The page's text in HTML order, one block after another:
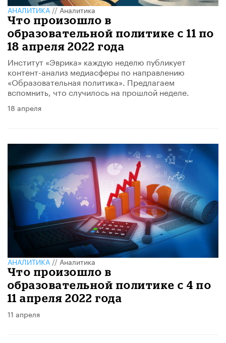
АНАЛИТИКА//Аналитика
Что произошло в
образовательной политике с 11 по
18 апреля 2022 года
Институт «Эврика» каждую неделю публикует
контент-анализ медиасферы по направлению
«Образовательная политика». Предлагаем
вспомнить, что случилось на прошлой неделе.
18 апреля
АНАЛИТИКА//Аналитика
Что произошло в
образовательной политике с 4 по
11 апреля 2022 года
11 апреля